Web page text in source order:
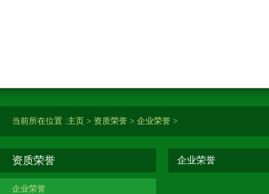
当前所在位置 :主页 > 资质荣誉 > 企业荣誉 >
资质荣誉
企业荣誉
企业荣誉